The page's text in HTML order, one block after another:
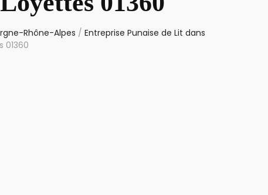
Rhône-Alpes / Entreprise Punaise de Lit dans
01360